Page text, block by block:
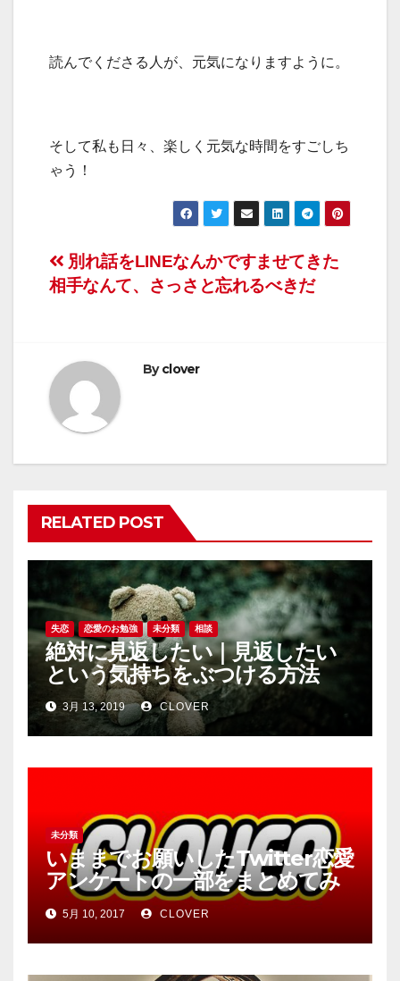
読んでくださる人が、元気になりますように。
そして私も日々、楽しく元気な時間をすごしち
ゃう！
投
稿
ビ
ゲ
ョ
ン
別れ話をLINEなんかですませてきた
相手なんて、さっさと忘れるべきだ
Byclover
RELATED POST
失恋 恋愛のお勉強 未分類 相談
絶対に見返したい｜見返したい
という気持ちをぶつける方法
3月 13, 2019 CLOVER
未分類
いままでお願いしたTwitter恋愛
アンケートの一部をまとめてみ
ました
5月 10, 2017 CLOVER